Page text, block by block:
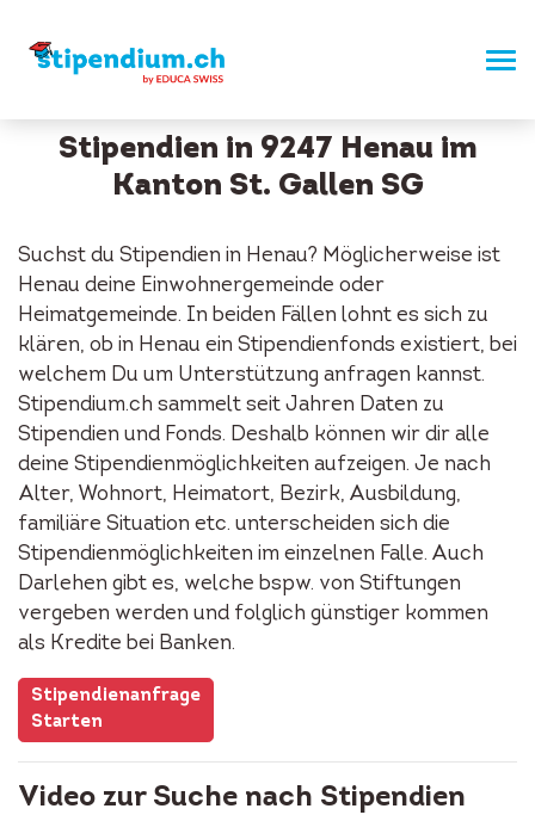
Stipendien in 9247 Henau im
Kanton St. Gallen SG
Suchst du Stipendien in Henau? Möglicherweise ist
Henau deine Einwohnergemeinde oder
Heimatgemeinde. In beiden Fällen lohnt es sich zu
klären, ob in Henau ein Stipendienfonds existiert, bei
welchem Du um Unterstützung anfragen kannst.
Stipendium.ch sammelt seit Jahren Daten zu
Stipendien und Fonds. Deshalb können wir dir alle
deine Stipendienmöglichkeiten aufzeigen. Je nach
Alter, Wohnort, Heimatort, Bezirk, Ausbildung,
familiäre Situation etc. unterscheiden sich die
Stipendienmöglichkeiten im einzelnen Falle. Auch
Darlehen gibt es, welche bspw. von Stiftungen
vergeben werden und folglich günstiger kommen
als Kredite bei Banken.
Stipendienanfrage
Starten
Video zur Suche nach Stipendien